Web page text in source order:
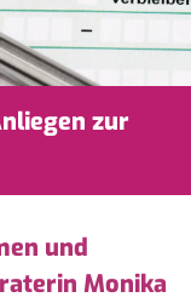
zur
und
Monika